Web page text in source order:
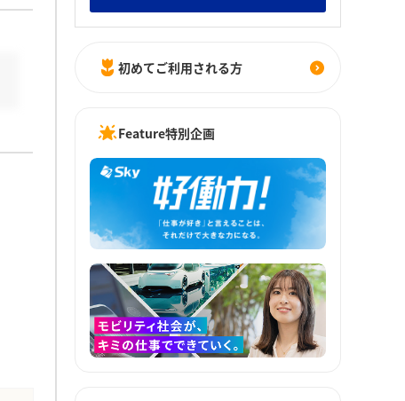
初めてご利用される方
Feature特別企画